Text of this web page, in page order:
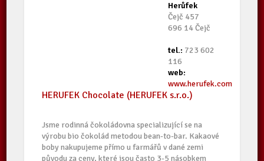
Herůfek
Čejč 457
696 14 Čejč
tel.: 723 602
116
web:
www.herufek.com
HERUFEK Chocolate (HERUFEK s.r.o.)
Jsme rodinná čokoládovna specializující se na
výrobu bio čokolád metodou bean-to-bar. Kakaové
boby nakupujeme přímo u farmářů v dané zemi
původu za ceny, které jsou často 3-5 násobkem